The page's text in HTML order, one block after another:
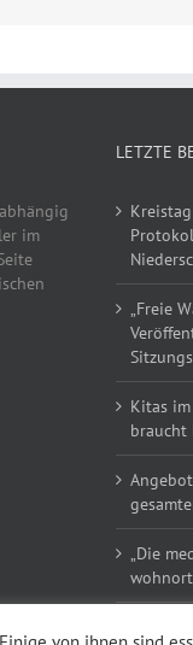
im
LETZTE
„Freie
Kitas
braucht
„Die